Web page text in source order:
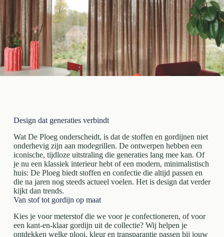
Design dat generaties verbindt
Wat De Ploeg onderscheidt, is dat de stoffen en gordijnen niet
onderhevig zijn aan modegrillen. De ontwerpen hebben een
iconische, tijdloze uitstraling die generaties lang mee kan. Of
je nu een klassiek interieur hebt of een modern, minimalistisch
huis: De Ploeg biedt stoffen en confectie die altijd passen en
die na jaren nog steeds actueel voelen. Het is design dat verder
kijkt dan trends.
Van stof tot gordijn op maat
Kies je voor meterstof die we voor je confectioneren, of voor
een kant-en-klaar gordijn uit de collectie? Wij helpen je
ontdekken welke plooi, kleur en transparantie passen bij jouw